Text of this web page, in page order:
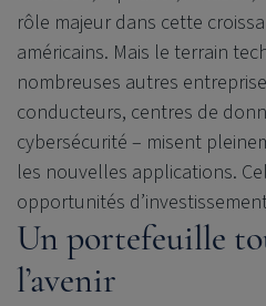
rôle majeur dans cette
américains. Mais le terrain
nombreuses autres
conducteurs, centres de
cybersécurité – misent
les nouvelles applications.
opportunités
Un portefeuille
l’avenir